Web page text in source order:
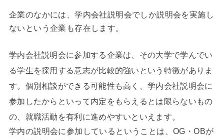
企業のなかには、学内会社説明会でしか説明会を実施し
ないという企業も存在します。
学内会社説明会に参加する企業は、その大学で学んでい
る学生を採用する意志が比較的強いという特徴がありま
す。個別相談ができる可能性も高く、学内会社説明会に
参加したからといって内定をもらえるとは限らないもの
の、就職活動を有利に進めやすいといえます。
学内の説明会に参加しているということは、OG・OBが